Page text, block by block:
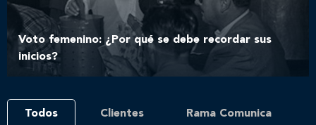
Voto femenino: ¿Por qué se debe recordar sus
inicios?
Todos Clientes Rama Comunica